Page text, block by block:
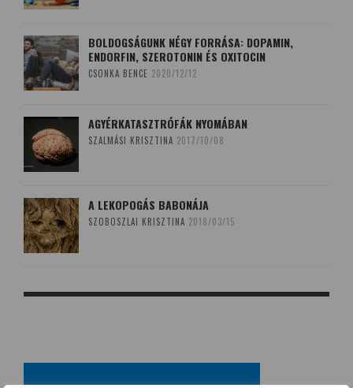
BOLDOGSÁGUNK NÉGY FORRÁSA: DOPAMIN,
ENDORFIN, SZEROTONIN ÉS OXITOCIN
CSONKA BENCE 2020/12/12
AGYÉRKATASZTRÓFÁK NYOMÁBAN
SZALMÁSI KRISZTINA 2017/10/08
A LEKOPOGÁS BABONÁJA
SZOBOSZLAI KRISZTINA 2018/03/15